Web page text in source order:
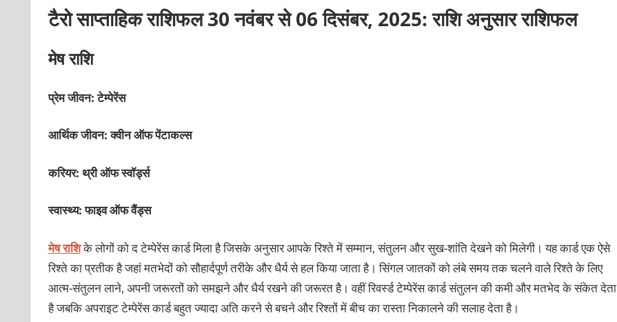
टैरो साप्ताहिक राशिफल 30 नवंबर से 06 दिसंबर, 2025: राशि अनुसार राशिफल
मेष राशि
प्रेम जीवन: टेम्‍पेरेंस
आर्थिक जीवन: क्‍वीन ऑफ पेंटाकल्‍स
करियर: थ्री ऑफ स्‍वॉर्ड्स
स्वास्थ्य: फाइव ऑफ वैंड्स
मेष राशिके लोगों को द टेम्‍पेरेंस कार्ड मिला है जिसके अनुसार आपके रिश्‍ते में सम्‍मान, संतुलन और सुख-शांति देखने को मिलेगी। यह कार्ड एक ऐसे
रिश्‍ते का प्रतीक है जहां मतभेदों को सौहार्दपूर्ण तरीके और धैर्य से हल किया जाता है। सिंगल जातकों को लंबे समय तक चलने वाले रिश्‍ते के लिए
आत्‍म-संतुलन लाने, अपनी जरूरतों को समझने और धैर्य रखने की जरूरत है। वहीं रिवर्स्‍ड टेम्‍पेरेंस कार्ड संतुलन की कमी और मतभेद के संकेत देता
है जबकि अपराइट टेम्‍पेरेंस कार्ड बहुत ज्‍यादा अति करने से बचने और रिश्‍तों में बीच का रास्‍ता निकालने की सलाह देता है।